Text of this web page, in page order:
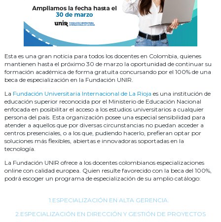
Esta es una gran noticia para todos los docentes en Colombia, quienes
mantienen hasta el próximo 30 de marzo la oportunidad de continuar su
formación académica de forma gratuita concursando por el 100% de una
beca de especialización en la Fundación UNIR.
La Fundación Universitaria Internacional de La Rioja es una institución de
educación superior reconocida por el Ministerio de Educación Nacional
enfocada en posibilitar el acceso a los estudios universitarios a cualquier
persona del país. Esta organización posee una especial sensibilidad para
atender a aquellos que por diversas circunstancias no puedan acceder a
centros presenciales, o a los que, pudiendo hacerlo, prefieran optar por
soluciones más flexibles, abiertas e innovadoras soportadas en la
tecnología.
La Fundación UNIR ofrece a los docentes colombianos especializaciones
online con calidad europea. Quien resulte favorecido con la beca del 100%,
podrá escoger un programa de especialización de su amplio catálogo:
1.ESPECIALIZACIÓN EN ALTA GERENCIA.
2.ESPECIALIZACIÓN EN DIRECCIÓN Y GESTIÓN DE PROYECTOS